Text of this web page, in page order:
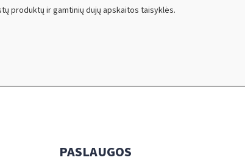
produktų ir gamtinių dujų apskaitos taisyklės.
PASLAUGOS